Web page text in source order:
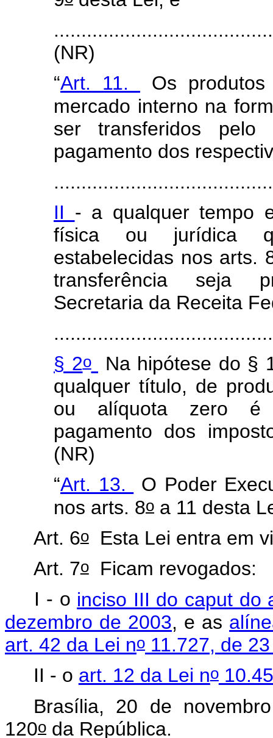
(NR)
“Art. 11.
Os
mercado interno na
ser transferidos
pagamento dos
II - a qualquer tempo
física ou jurídica
estabelecidas nos arts.
transferência seja
Secretaria da Receita
§ 2o
Na hipótese do §
qualquer título, de
ou alíquota zero é
pagamento dos
(NR)
“Art. 13.
O Poder
nos arts. 8o a 11 desta
Art. 6oEsta Lei entra em
Art. 7oFicam revogados:
I - o inciso III do caput do
dezembro de 2003, e as
art. 42 da Lei no 11.727, de
II - o art. 12 da Lei no
Brasília, 20 de
120o da República.